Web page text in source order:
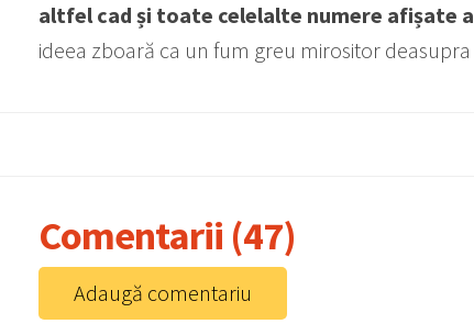
altfel cad și toate celelalte numere afișate
ideea zboară ca un fum greu mirositor deasupra
Comentarii (47)
Adaugă comentariu